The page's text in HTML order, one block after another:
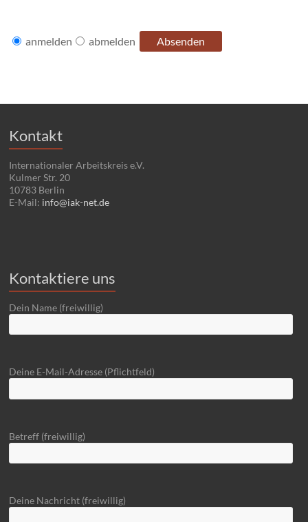
anmelden abmelden
Kontakt
Internationaler Arbeitskreis e.V.
Kulmer Str. 20
10783 Berlin
E-Mail: info@iak-net.de
Kontaktiere uns
Dein Name (freiwillig)
Deine E-Mail-Adresse (Pflichtfeld)
Betreff (freiwillig)
Deine Nachricht (freiwillig)